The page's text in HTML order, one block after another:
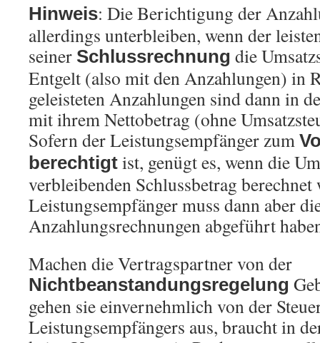
Hinweis: Die Berichtigung der
allerdings unterbleiben, wenn der
seiner Schlussrechnung die
Entgelt (also mit den Anzahlungen) in
geleisteten Anzahlungen sind dann in
mit ihrem Nettobetrag (ohne
Sofern der Leistungsempfänger zum
berechtigt ist, genügt es, wenn die
verbleibenden Schlussbetrag
Leistungsempfänger muss dann aber
Anzahlungsrechnungen abgeführt
Machen die Vertragspartner von der
Nichtbeanstandungsregelung
gehen sie einvernehmlich von der
Leistungsempfängers aus, braucht in